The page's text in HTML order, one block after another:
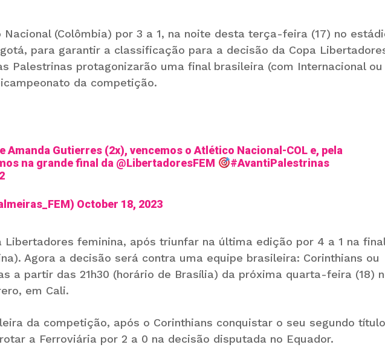
(Colômbia) por 3 a 1, na noite desta terça-feira (17) no
para garantir a classificação para a decisão da Copa
Palestrinas protagonizarão uma final brasileira (com Internacional ou
da competição.
Amanda Gutierres (2x), vencemos o Atlético Nacional-COL e, pela
na grande final da @LibertadoresFEM
#AvantiPalestrinas
October 18, 2023
Libertadores feminina, após triunfar na última edição por 4 a 1 na final
Agora a decisão será contra uma equipe brasileira: Corinthians ou
a partir das 21h30 (horário de Brasília) da próxima quarta-feira (18)
em Cali.
da competição, após o Corinthians conquistar o seu segundo título
a Ferroviária por 2 a 0 na decisão disputada no Equador.